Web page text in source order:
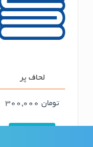
لحاف پر
تومان